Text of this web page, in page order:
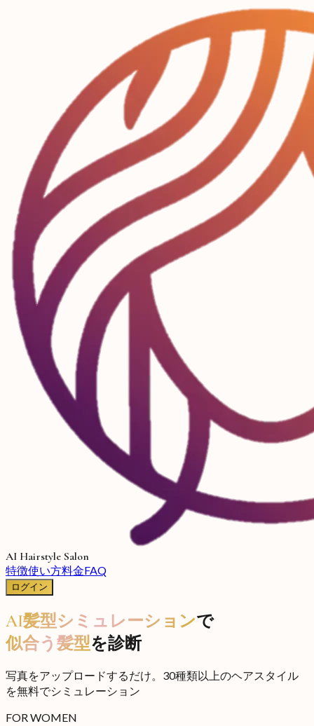
AI Hairstyle Salon
特徴使い方料金FAQ
ログイン
AI髪型シミュレーションで
似合う髪型を診断
写真をアップロードするだけ。30種類以上のヘアスタイル
を無料でシミュレーション
FOR WOMEN